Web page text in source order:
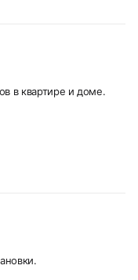
в квартире и доме.